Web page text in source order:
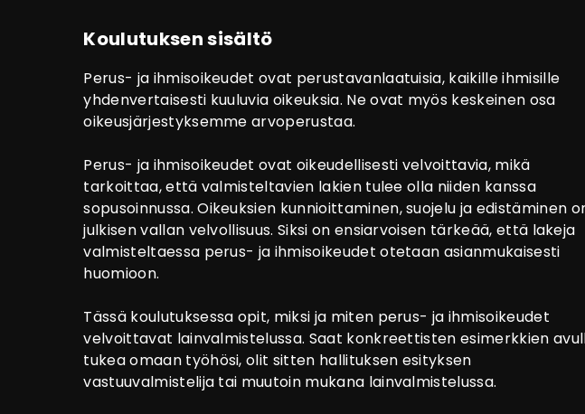
Koulutuksen sisältö
Perus- ja ihmisoikeudet ovat perustavanlaatuisia, kaikille ihmisille
yhdenvertaisesti kuuluvia oikeuksia. Ne ovat myös keskeinen osa
oikeusjärjestyksemme arvoperustaa.
Perus- ja ihmisoikeudet ovat oikeudellisesti velvoittavia, mikä
tarkoittaa, että valmisteltavien lakien tulee olla niiden kanssa
sopusoinnussa. Oikeuksien kunnioittaminen, suojelu ja edistäminen
julkisen vallan velvollisuus. Siksi on ensiarvoisen tärkeää, että lakeja
valmisteltaessa perus- ja ihmisoikeudet otetaan asianmukaisesti
huomioon.
Tässä koulutuksessa opit, miksi ja miten perus- ja ihmisoikeudet
velvoittavat lainvalmistelussa. Saat konkreettisten esimerkkien
tukea omaan työhösi, olit sitten hallituksen esityksen
vastuuvalmistelija tai muutoin mukana lainvalmistelussa.